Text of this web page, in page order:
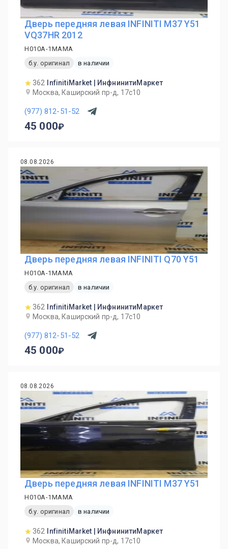
Дверь передняя левая INFINITI M37 Y51
VQ37HR 2012
H010A-1MAMA
б.у. оригинал
в наличии
362
InfinitiMarket | ИнфнинитиМаркет
Москва, Каширский пр-д, 17с10
(977) 812-51-52
45 000
08.08.2026
Дверь передняя левая INFINITI Q70 Y51
H010A-1MAMA
б.у. оригинал
в наличии
362
InfinitiMarket | ИнфнинитиМаркет
Москва, Каширский пр-д, 17с10
(977) 812-51-52
45 000
08.08.2026
Дверь передняя левая INFINITI M37 Y51
H010A-1MAMA
б.у. оригинал
в наличии
362
InfinitiMarket | ИнфнинитиМаркет
Москва, Каширский пр-д, 17с10